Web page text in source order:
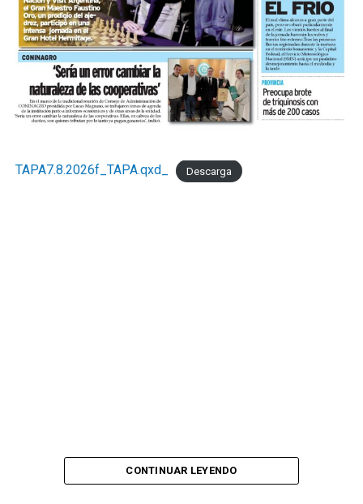
TAPA7.8.2026f_TAPA.qxd_ Descarga
CONTINUAR LEYENDO